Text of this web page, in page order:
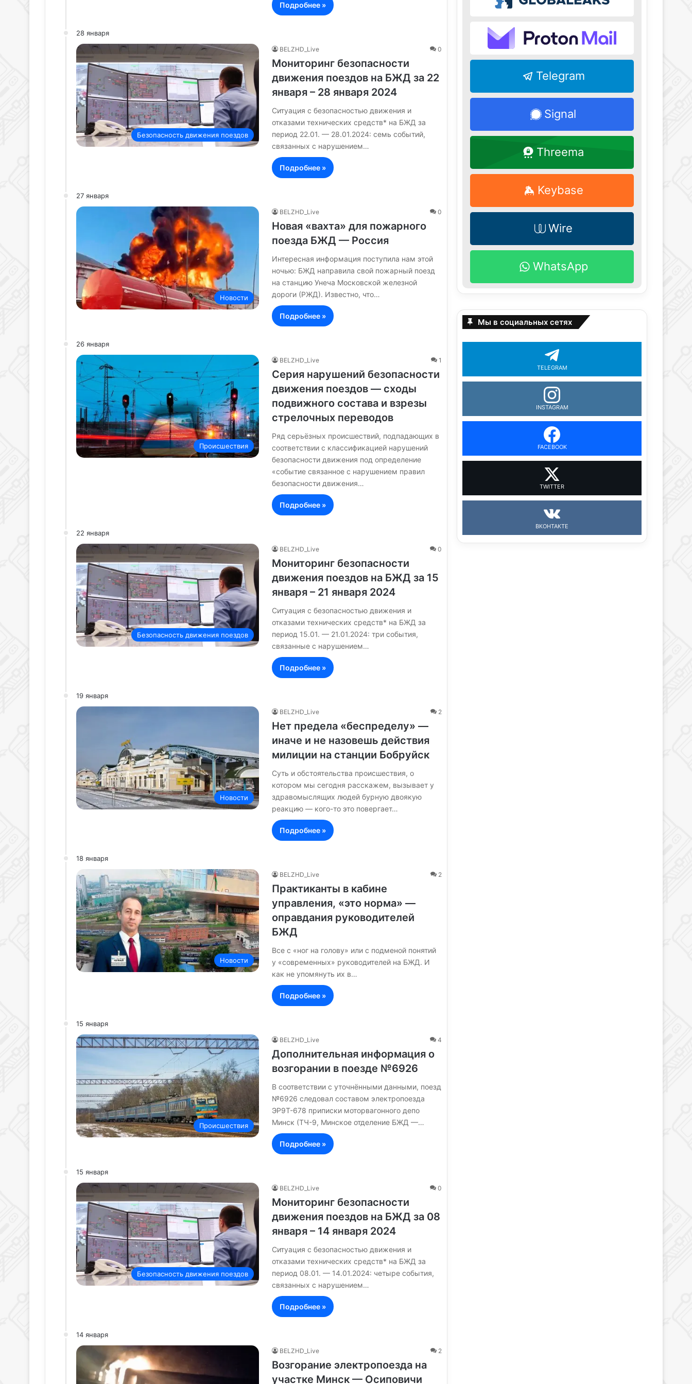
Подробнее »
28 января
Безопасность движения поездов
BELZHD_Live 0
Мониторинг безопасности
движения поездов на БЖД за 22
января – 28 января 2024
Ситуация с безопасностью движения и
отказами технических средств* на БЖД за
период 22.01. — 28.01.2024: семь событий,
связанных с нарушением…
Подробнее »
27 января
Новости
BELZHD_Live 0
Новая «вахта» для пожарного
поезда БЖД — Россия
Интересная информация поступила нам этой
ночью: БЖД направила свой пожарный поезд
на станцию Унеча Московской железной
дороги (РЖД). Известно, что…
Подробнее »
26 января
Происшествия
BELZHD_Live 1
Серия нарушений безопасности
движения поездов — сходы
подвижного состава и взрезы
стрелочных переводов
Ряд серьёзных происшествий, подпадающих в
соответствии с классификацией нарушений
безопасности движения под определение
«событие связанное с нарушением правил
безопасности движения…
Подробнее »
22 января
Безопасность движения поездов
BELZHD_Live 0
Мониторинг безопасности
движения поездов на БЖД за 15
января – 21 января 2024
Ситуация с безопасностью движения и
отказами технических средств* на БЖД за
период 15.01. — 21.01.2024: три события,
связанные с нарушением…
Подробнее »
19 января
Новости
BELZHD_Live 2
Нет предела «беспределу» —
иначе и не назовешь действия
милиции на станции Бобруйск
Суть и обстоятельства происшествия, о
котором мы сегодня расскажем, вызывает у
здравомыслящих людей бурную двоякую
реакцию — кого-то это повергает…
Подробнее »
18 января
Новости
BELZHD_Live 2
Практиканты в кабине
управления, «это норма» —
оправдания руководителей
БЖД
Все с «ног на голову» или с подменой понятий
у «современных» руководителей на БЖД. И
как не упомянуть их в…
Подробнее »
15 января
Происшествия
BELZHD_Live 4
Дополнительная информация о
возгорании в поезде №6926
В соответствии с уточнёнными данными, поезд
№6926 следовал составом электропоезда
ЭР9Т-678 приписки моторвагонного депо
Минск (ТЧ-9, Минское отделение БЖД —…
Подробнее »
15 января
Безопасность движения поездов
BELZHD_Live 0
Мониторинг безопасности
движения поездов на БЖД за 08
января – 14 января 2024
Ситуация с безопасностью движения и
отказами технических средств* на БЖД за
период 08.01. — 14.01.2024: четыре события,
связанных с нарушением…
Подробнее »
14 января
BELZHD_Live 2
Возгорание электропоезда на
участке Минск — Осиповичи
Telegram
Signal
Threema
Keybase
Wire
WhatsApp
Мы в социальных сетях
TELEGRAM
INSTAGRAM
FACEBOOK
TWITTER
ВКОНТАКТЕ